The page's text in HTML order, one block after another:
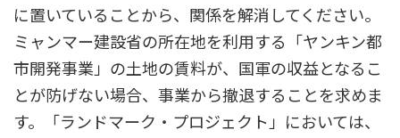
に置いていることから、関係を解消してください。
ミャンマー建設省の所在地を利用する「ヤンキン都
市開発事業」の土地の賃料が、国軍の収益となるこ
とが防げない場合、事業から撤退することを求めま
す。「ランドマーク・プロジェクト」においては、